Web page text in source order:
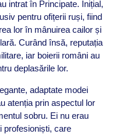
intrat în Principate. Inițial,
pentru ofițerii ruși, fiind
lor în mânuirea cailor și
Curând însă, reputația
iar boierii români au
deplasările lor.
adaptate modei
atenția prin aspectul lor
sobru. Ei nu erau
profesioniști, care